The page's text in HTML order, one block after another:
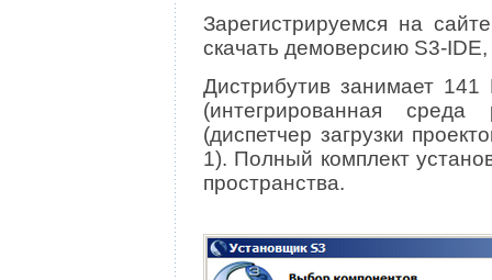
Зарегистрируемся на
скачать демоверсию S3-
Дистрибутив занимает
(интегрированная среда
(диспетчер загрузки
1). Полный комплект
пространства.